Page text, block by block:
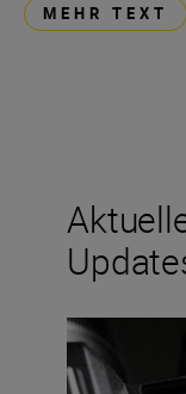
MEHR TEXT
Die Firmware